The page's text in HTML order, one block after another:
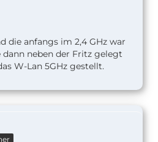
die anfangs im 2,4 GHz war
dann neben der Fritz gelegt
W-Lan 5GHz gestellt.